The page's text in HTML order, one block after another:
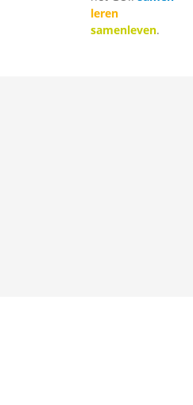
leren
samenleven.